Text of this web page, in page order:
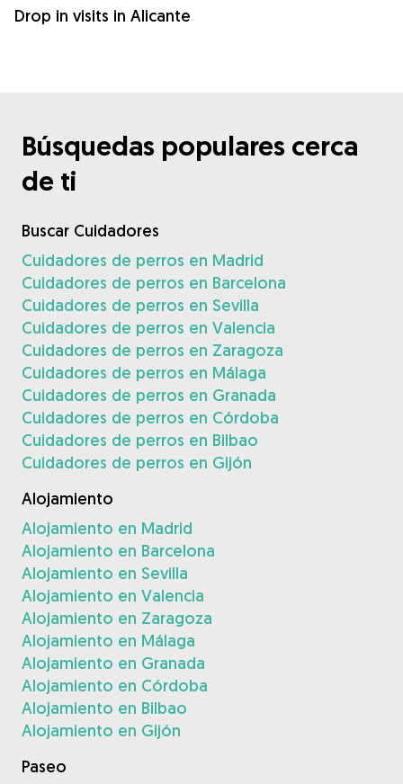
Drop in visits in Alicante
Búsquedas populares cerca
de ti
Buscar Cuidadores
Cuidadores de perros en Madrid
Cuidadores de perros en Barcelona
Cuidadores de perros en Sevilla
Cuidadores de perros en Valencia
Cuidadores de perros en Zaragoza
Cuidadores de perros en Málaga
Cuidadores de perros en Granada
Cuidadores de perros en Córdoba
Cuidadores de perros en Bilbao
Cuidadores de perros en Gijón
Alojamiento
Alojamiento en Madrid
Alojamiento en Barcelona
Alojamiento en Sevilla
Alojamiento en Valencia
Alojamiento en Zaragoza
Alojamiento en Málaga
Alojamiento en Granada
Alojamiento en Córdoba
Alojamiento en Bilbao
Alojamiento en Gijón
Paseo